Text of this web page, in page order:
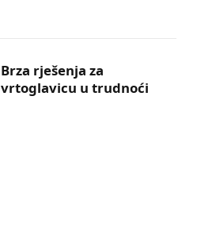
Brza rješenja za
vrtoglavicu u trudnoći